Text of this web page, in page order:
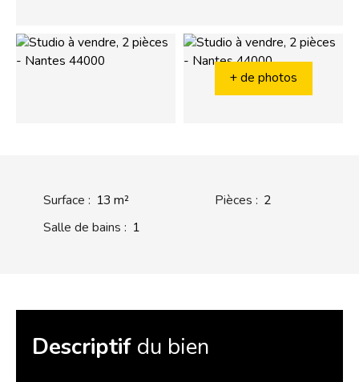
+ de photos
Surface : 13 m² Pièces : 2
Salle de bains : 1
Descriptif du bien